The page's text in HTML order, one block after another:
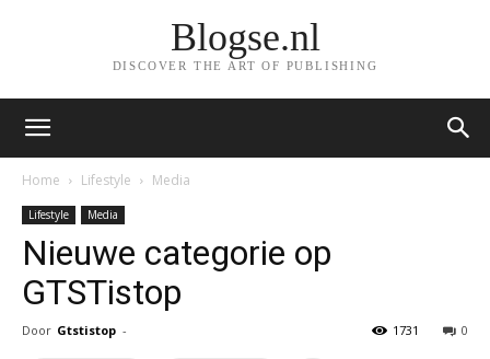
Blogse.nl
DISCOVER THE ART OF PUBLISHING
Home Lifestyle Media
Lifestyle Media
Nieuwe categorie op
GTSTistop
Door Gtstistop - 0
1731